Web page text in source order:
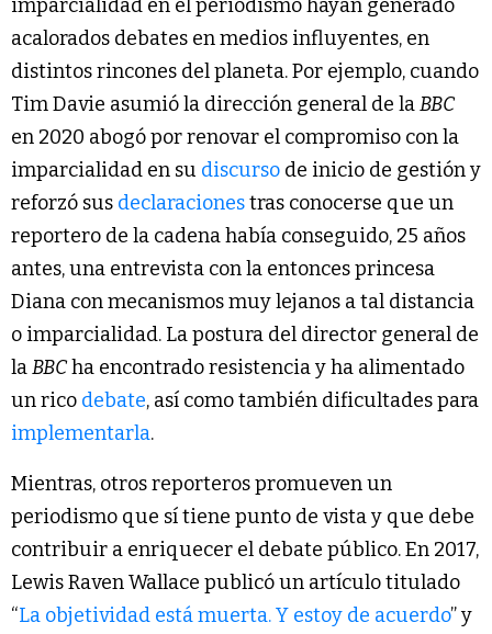
imparcialidad en el periodismo hayan generado
acalorados debates en medios influyentes, en
distintos rincones del planeta. Por ejemplo, cuando
Tim Davie asumió la dirección general de laBBC
en 2020 abogó por renovar el compromiso con la
imparcialidad en su discurso de inicio de gestión y
reforzó sus declaracionestras conocerse que un
reportero de la cadena había conseguido, 25 años
antes, una entrevista con la entonces princesa
Diana con mecanismos muy lejanos a tal distancia
o imparcialidad. La postura del director general de
laBBCha encontrado resistencia y ha alimentado
un rico debate, así como también dificultades para
implementarla.
Mientras, otros reporteros promueven un
periodismo que sí tiene punto de vista y que debe
contribuir a enriquecer el debate público. En 2017,
Lewis Raven Wallace publicó un artículo titulado
“La objetividad está muerta. Y estoy de acuerdo” y